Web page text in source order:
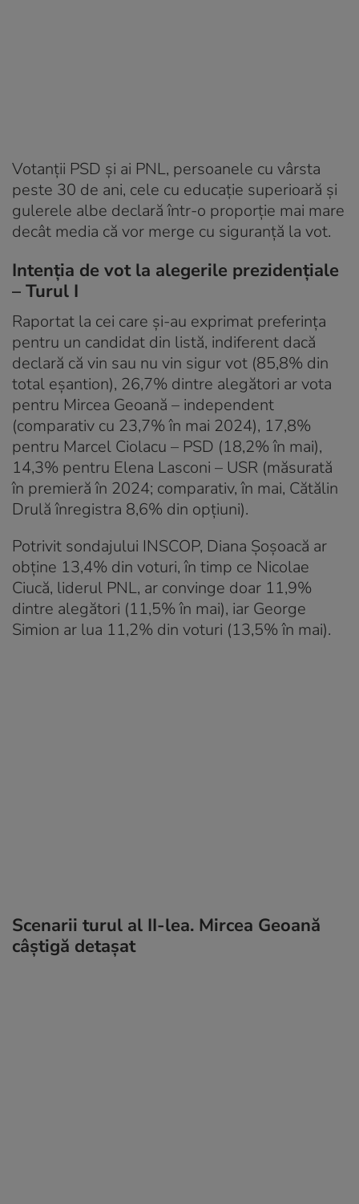
Votanţii PSD şi ai PNL, persoanele cu vârsta
peste 30 de ani, cele cu educaţie superioară şi
gulerele albe declară într-o proporţie mai mare
decât media că vor merge cu siguranţă la vot.
Intenţia de vot la alegerile prezidenţiale
– Turul I
Raportat la cei care şi-au exprimat preferinţa
pentru un candidat din listă, indiferent dacă
declară că vin sau nu vin sigur vot (85,8% din
total eşantion), 26,7% dintre alegători ar vota
pentru Mircea Geoană – independent
(comparativ cu 23,7% în mai 2024), 17,8%
pentru Marcel Ciolacu – PSD (18,2% în mai),
14,3% pentru Elena Lasconi – USR (măsurată
în premieră în 2024; comparativ, în mai, Cătălin
Drulă înregistra 8,6% din opţiuni).
Potrivit sondajului INSCOP, Diana Şoşoacă ar
obţine 13,4% din voturi, în timp ce Nicolae
Ciucă, liderul PNL, ar convinge doar 11,9%
dintre alegători (11,5% în mai), iar George
Simion ar lua 11,2% din voturi (13,5% în mai).
Scenarii turul al II-lea. Mircea Geoană
câştigă detaşat